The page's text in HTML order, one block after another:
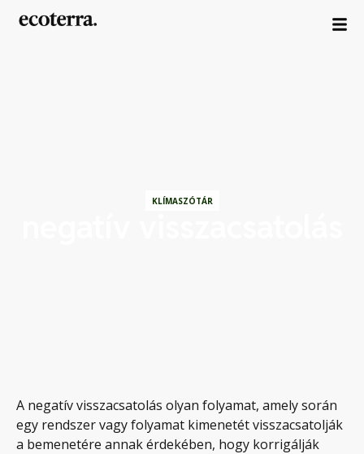
KLÍMASZÓTÁR
A negatív visszacsatolás olyan folyamat, amely során
egy rendszer vagy folyamat kimenetét visszacsatolják
a bemenetére annak érdekében, hogy korrigálják